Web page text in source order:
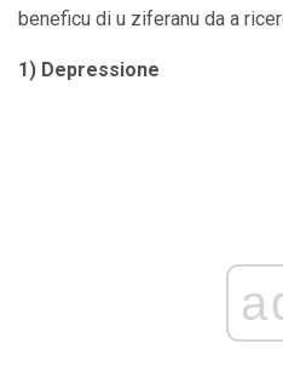
beneficu di u ziferanu da a
1) Depressione